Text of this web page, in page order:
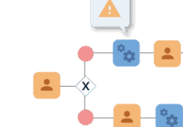
CIB AI ChatBot
Olá! O que posso fazer por si?